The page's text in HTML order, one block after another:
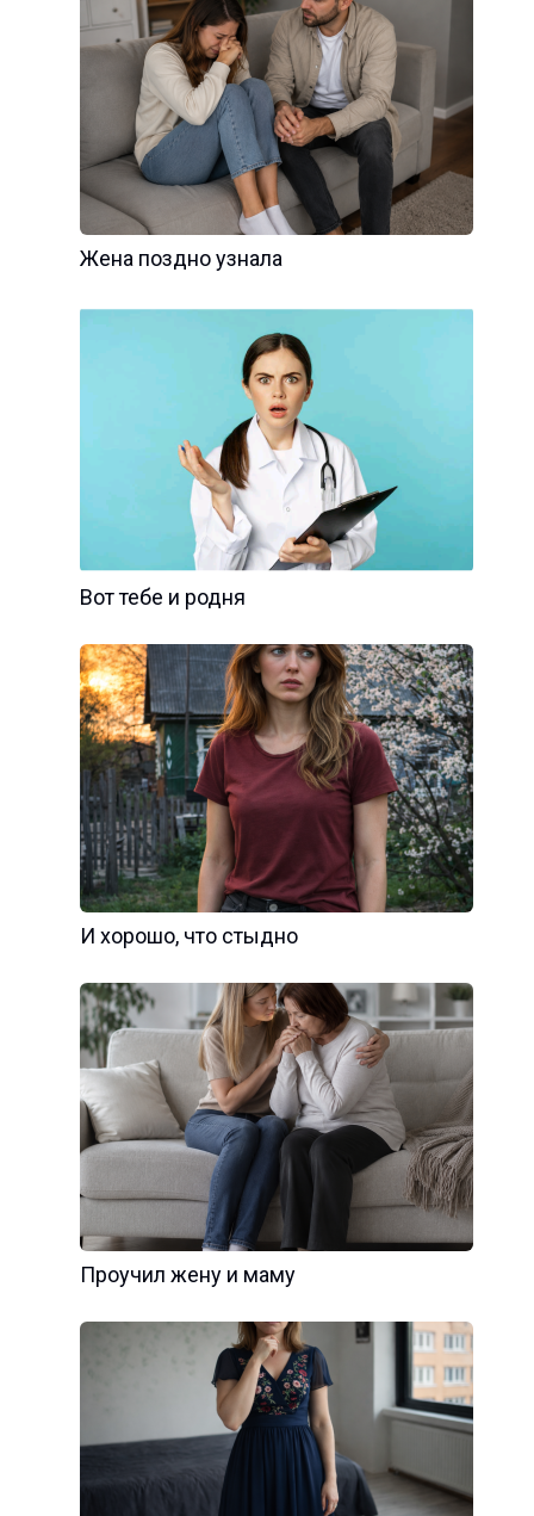
Жена поздно узнала
Вот тебе и родня
И хорошо, что стыдно
Проучил жену и маму